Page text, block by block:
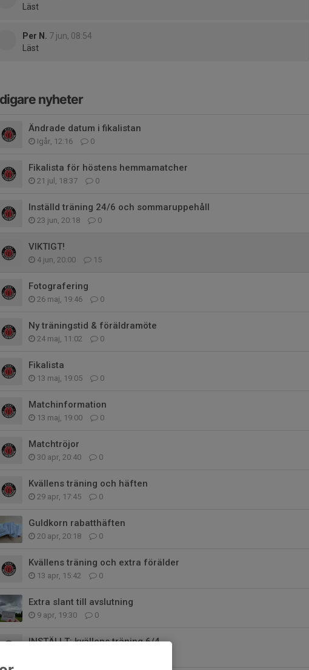
Läst
Per N. 7 jun, 08:54
Läst
nyheter
Ändrade datum i fikalistan
Igår, 12:16 0
Fikalista för höstens hemmamatcher
21 jul, 18:37 0
Inställd träning 24/6 och sommaruppehåll
23 jun, 20:18 0
VIKTIGT!
4 jun, 20:00 15
Fotografering
26 maj, 19:46 0
Ny träningstid & föräldramöte
24 maj, 11:02 0
Fikalista
13 maj, 19:05 0
Matchinformation
13 maj, 19:00 0
Matchtröjor
30 apr, 20:40 0
Kvällens träning och häften
29 apr, 17:45 0
Guldkorn rabatthäften
20 apr, 20:18 0
Kvällens träning och extra förälder
13 apr, 15:42 0
Extra slant till avslutning
9 apr, 19:30 0
INSTÄLLT: kvällens träning 6/4